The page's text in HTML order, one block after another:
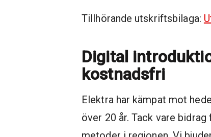
Tillhörande utskriftsbilaga:
Digital
kostnadsfri
Elektra har kämpat mot
över 20 år. Tack vare